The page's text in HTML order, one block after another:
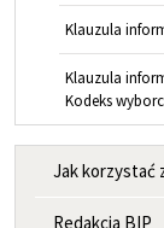
Klauzula
Klauzula
Kodeks
MENUJak korzystać
Redakcja BIP